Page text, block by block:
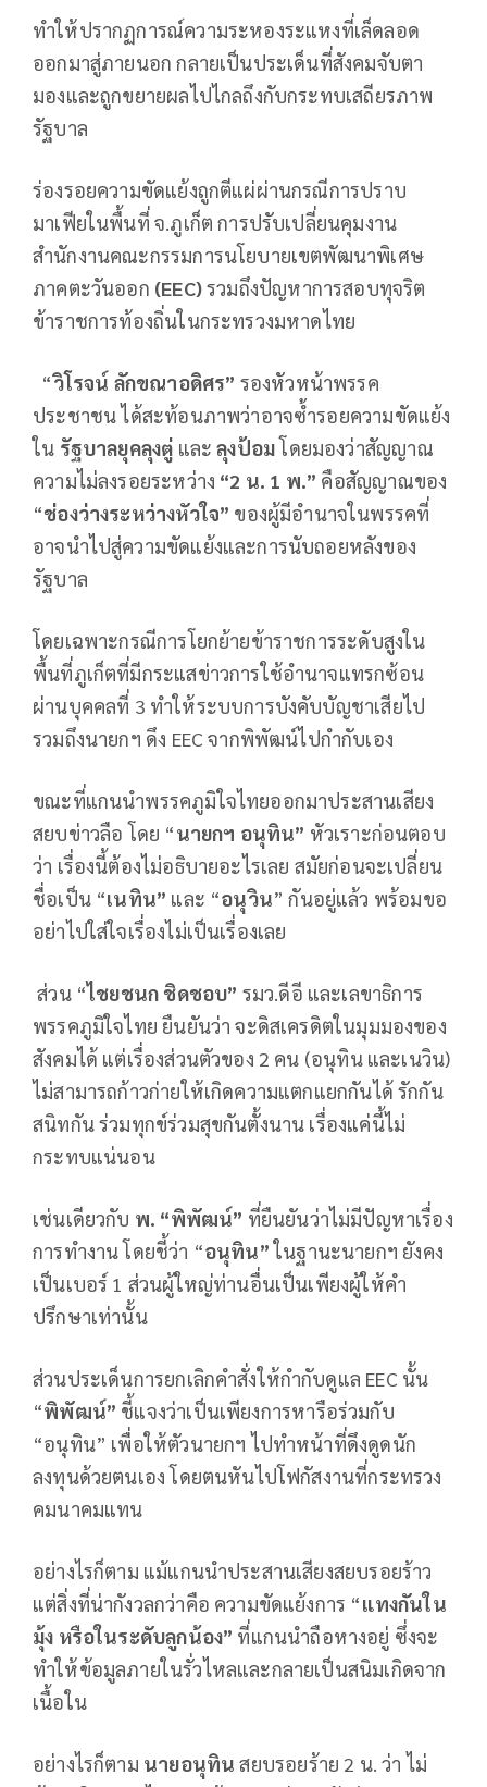
ทำให้ปรากฏการณ์ความระหองระแหงที่เล็ดลอด
ออกมาสู่ภายนอก กลายเป็นประเด็นที่สังคมจับตา
มองและถูกขยายผลไปไกลถึงกับกระทบเสถียรภาพ
รัฐบาล
ร่องรอยความขัดแย้งถูกตีแผ่ผ่านกรณีการปราบ
มาเฟียในพื้นที่ จ.ภูเก็ต การปรับเปลี่ยนคุมงาน
สำนักงานคณะกรรมการนโยบายเขตพัฒนาพิเศษ
ภาคตะวันออก (EEC)รวมถึงปัญหาการสอบทุจริต
ข้าราชการท้องถิ่นในกระทรวงมหาดไทย
“วิโรจน์ ลักขณาอดิศร” รองหัวหน้าพรรค
ประชาชน ได้สะท้อนภาพว่าอาจซ้ำรอยความขัดแย้ง
ใน รัฐบาลยุคลุงตู่ และลุงป้อมโดยมองว่าสัญญาณ
ความไม่ลงรอยระหว่าง “2 น. 1 พ.” คือสัญญาณของ
“ช่องว่างระหว่างหัวใจ” ของผู้มีอำนาจในพรรคที่
อาจนำไปสู่ความขัดแย้งและการนับถอยหลังของ
รัฐบาล
โดยเฉพาะกรณีการโยกย้ายข้าราชการระดับสูงใน
พื้นที่ภูเก็ตที่มีกระแสข่าวการใช้อำนาจแทรกซ้อน
ผ่านบุคคลที่ 3 ทำให้ระบบการบังคับบัญชาเสียไป
รวมถึงนายกฯ ดึง EEC จากพิพัฒน์ไปกำกับเอง
ขณะที่แกนนำพรรคภูมิใจไทยออกมาประสานเสียง
สยบข่าวลือ โดย “นายกฯ อนุทิน” หัวเราะก่อนตอบ
ว่า เรื่องนี้ต้องไม่อธิบายอะไรเลย สมัยก่อนจะเปลี่ยน
ชื่อเป็น “เนทิน” และ “อนุวิน” กันอยู่แล้ว พร้อมขอ
อย่าไปใส่ใจเรื่องไม่เป็นเรื่องเลย
ส่วน “ไชยชนก ชิดชอบ” รมว.ดีอี และเลขาธิการ
พรรคภูมิใจไทย ยืนยันว่า จะดิสเครดิตในมุมมองของ
สังคมได้ แต่เรื่องส่วนตัวของ 2 คน (อนุทิน และเนวิน)
ไม่สามารถก้าวก่ายให้เกิดความแตกแยกกันได้ รักกัน
สนิทกัน ร่วมทุกข์ร่วมสุขกันตั้งนาน เรื่องแค่นี้ไม่
กระทบแน่นอน
เช่นเดียวกับ พ. “พิพัฒน์” ที่ยืนยันว่าไม่มีปัญหาเรื่อง
การทำงาน โดยชี้ว่า “อนุทิน”ในฐานะนายกฯ ยังคง
เป็นเบอร์ 1 ส่วนผู้ใหญ่ท่านอื่นเป็นเพียงผู้ให้คำ
ปรึกษาเท่านั้น
ส่วนประเด็นการยกเลิกคำสั่งให้กำกับดูแล EEC นั้น
“พิพัฒน์” ชี้แจงว่าเป็นเพียงการหารือร่วมกับ
“อนุทิน” เพื่อให้ตัวนายกฯ ไปทำหน้าที่ดึงดูดนัก
ลงทุนด้วยตนเอง โดยตนหันไปโฟกัสงานที่กระทรวง
คมนาคมแทน
อย่างไรก็ตาม แม้แกนนำประสานเสียงสยบรอยร้าว
แต่สิ่งที่น่ากังวลกว่าคือ ความขัดแย้งการ “แทงกันใน
มุ้ง หรือในระดับลูกน้อง” ที่แกนนำถือหางอยู่ ซึ่งจะ
ทำให้ข้อมูลภายในรั่วไหลและกลายเป็นสนิมเกิดจาก
เนื้อใน
อย่างไรก็ตาม นายอนุทินสยบรอยร้าย 2 น. ว่า ไม่